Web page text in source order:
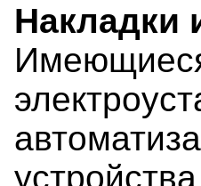
Накладки